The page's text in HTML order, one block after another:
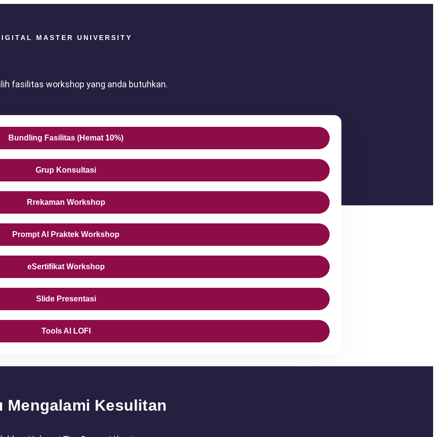
MASTER UNIVERSITY
fasilitas workshop yang anda butuhkan.
Bundling Fasilitas (Hemat 10%)
Grup Konsultasi
Rrekaman Workshop
Prompt AI Praktek Workshop
eSertifikat Workshop
Slide Presentasi
Tools AI LOFI
Mengalami Kesulitan